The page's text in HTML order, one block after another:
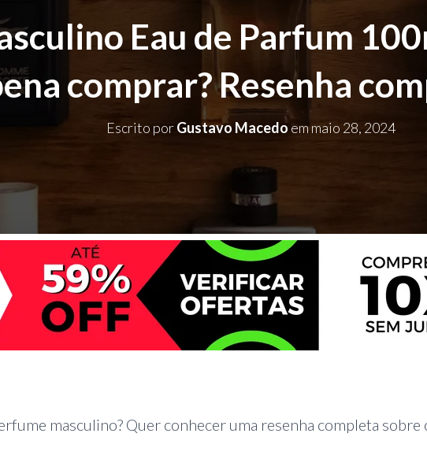
Eau de Parfum
comprar? Resenha
Escrito porGustavo Macedo emmaio 28, 2024
masculino? Quer conhecer uma resenha completa sobre